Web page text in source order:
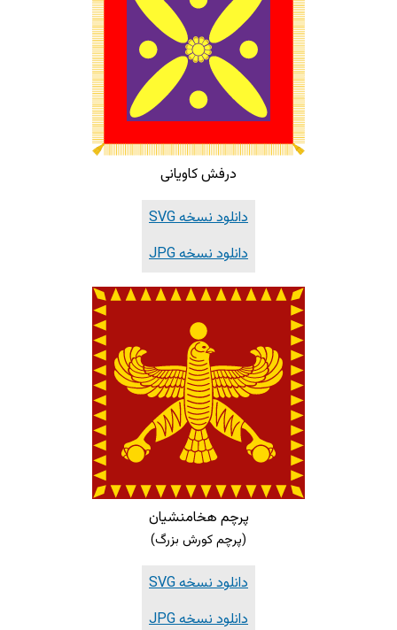
درفش کاویانی
دانلود نسخه SVG
دانلود نسخه JPG
پرچم هخامنشیان
(پرچم کورش بزرگ)
دانلود نسخه SVG
دانلود نسخه JPG